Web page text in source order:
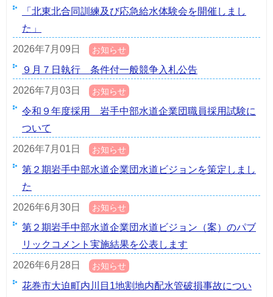
「北東北合同訓練及び応急給水体験会を開催しまし
た」
2026年7月09日
お知らせ
９月７日執行 条件付一般競争入札公告
2026年7月03日
お知らせ
令和９年度採用 岩手中部水道企業団職員採用試験に
ついて
2026年7月01日
お知らせ
第２期岩手中部水道企業団水道ビジョンを策定しまし
た
2026年6月30日
お知らせ
第２期岩手中部水道企業団水道ビジョン（案）のパブ
リックコメント実施結果を公表します
2026年6月28日
お知らせ
花巻市大迫町内川目1地割地内配水管破損事故につい